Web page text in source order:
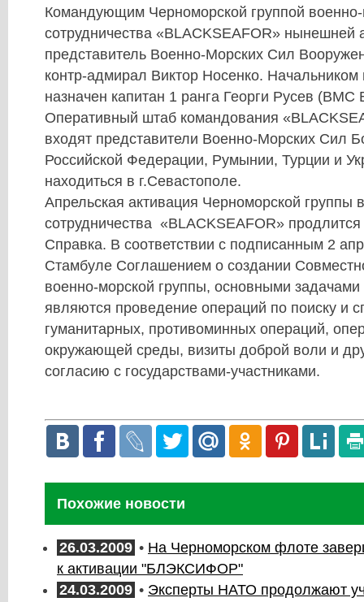
Командующим Черноморской группой военно-
сотрудничества «BLACKSEAFOR» нынешней
представитель Военно-Морских Сил
контр-адмирал Виктор Носенко.
назначен капитан 1 ранга Георги Русев (ВМС
Оперативный штаб командования
входят представители Военно-Морских Сил
Российской Федерации, Румынии, Турции и
находиться в г.Севастополе.
Апрельская активация Черноморской группы
сотрудничества «BLАCKSEAFOR»
Справка. В соответствии с подписанным 2
Стамбуле Соглашением о создании
военно-морской группы, основными
являются проведение операций по поиску и
гуманитарных, противоминных операций,
окружающей среды, визиты доброй воли и
согласию с государствами-участниками.
Похожие новости
26.03.2009 • На Черноморском флоте
к активации "БЛЭКСИФОР"
24.03.2009 • Эксперты НАТО продолжают